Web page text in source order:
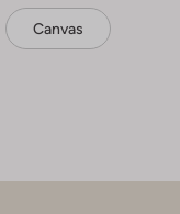
Canvas